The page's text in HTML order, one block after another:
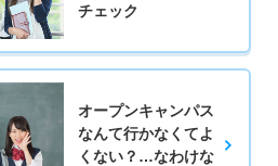
チェック
オープンキャンパス
なんて行かなくてよ
くない？…なわけな